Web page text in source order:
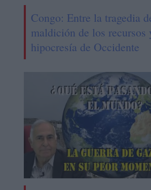
Congo: Entre la tragedia
maldición de los recursos
hipocresía de Occidente